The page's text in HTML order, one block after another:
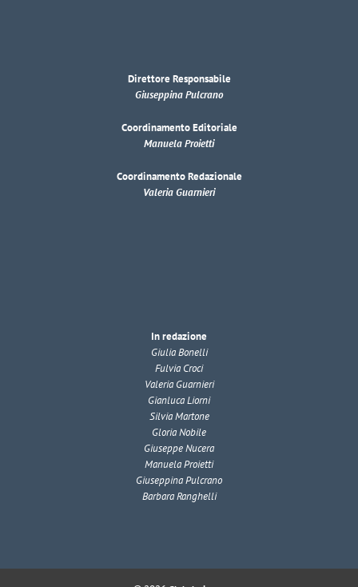
Direttore Responsabile
Giuseppina Pulcrano
Coordinamento Editoriale
Manuela Proietti
Coordinamento Redazionale
Valeria Guarnieri
In redazione
Giulia Bonelli
Fulvia Croci
Valeria Guarnieri
Gianluca Liorni
Silvia Martone
Gloria Nobile
Giuseppe Nucera
Manuela Proietti
Giuseppina Pulcrano
Barbara Ranghelli